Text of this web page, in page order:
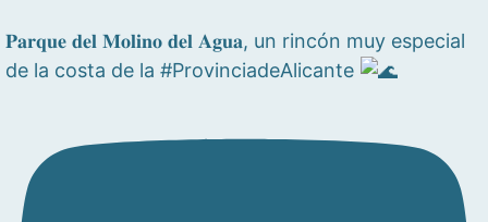
𝐏𝐚𝐫𝐪𝐮𝐞 𝐝𝐞𝐥 𝐌𝐨𝐥𝐢𝐧𝐨 𝐝𝐞𝐥 𝐀𝐠𝐮𝐚, un rincón muy especial
de la costa de la #ProvinciadeAlicante